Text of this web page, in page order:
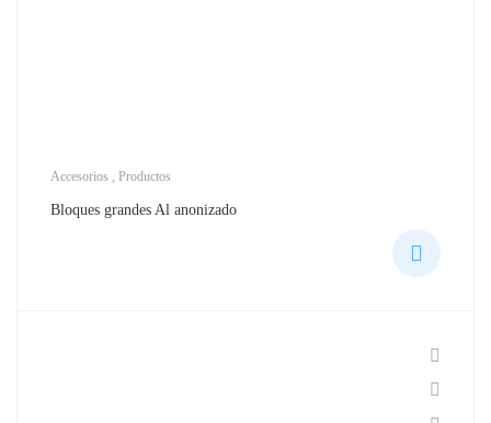
Accesorios , Productos
Bloques grandes Al anonizado